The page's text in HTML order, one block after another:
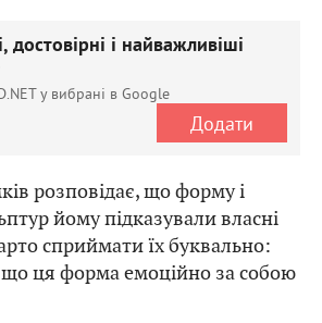
достовірні і найважливіші
у вибрані в Google
Додати
розповідає, що форму і
йому підказували власні
сприймати їх буквально:
що ця форма емоційно за собою